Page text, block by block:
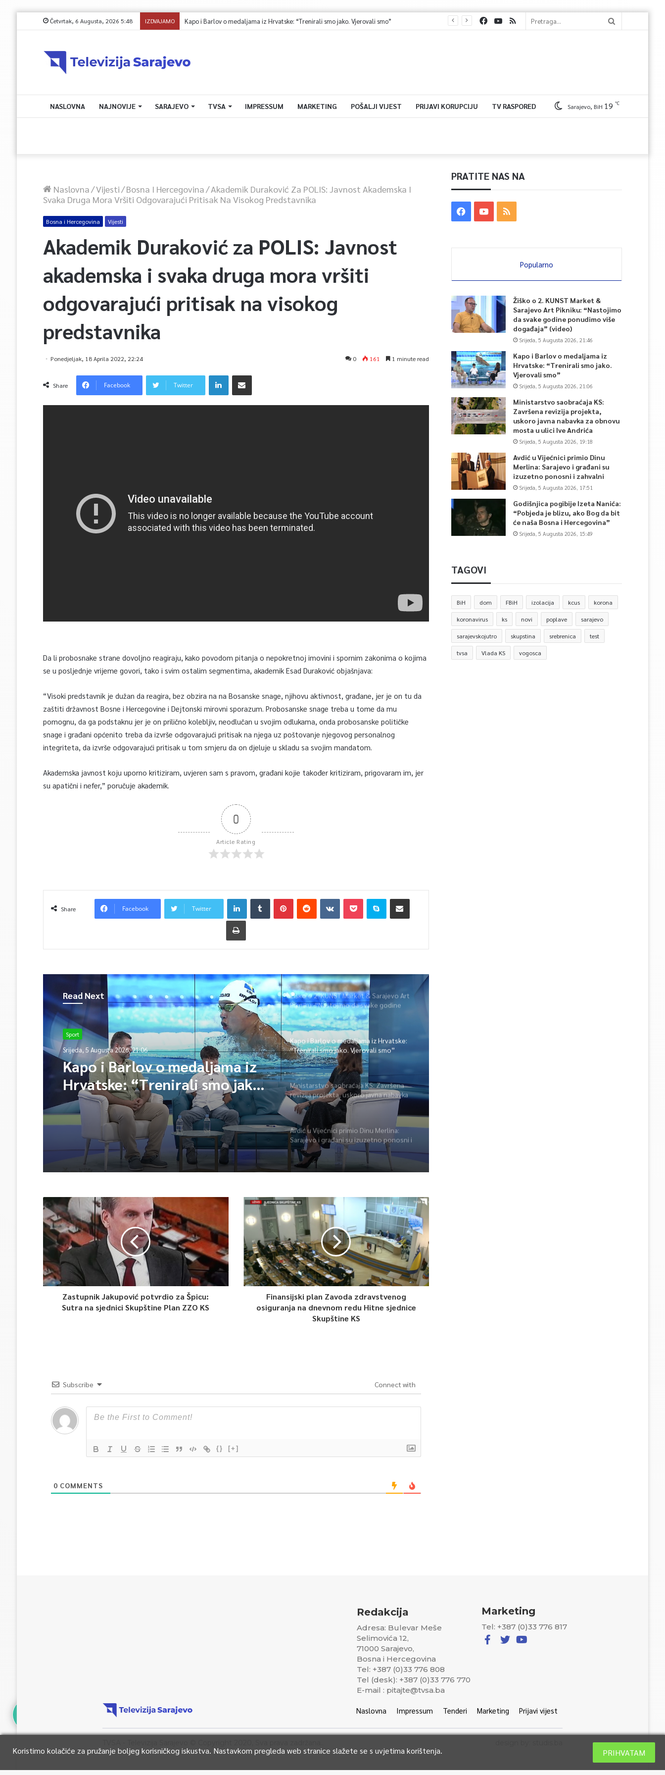
Četvrtak, 6 Augusta, 2026 5:48 IZDVAJAMO
NASLOVNA NAJNOVIJE SARAJEVO TVSA IMPRESSUM MARKETING POŠALJI VIJEST PRIJAVI KORUPCIJU TV RASPORED Sarajevo, BiH 19 ℃
Naslovna/Vijesti/Bosna I Hercegovina/Akademik Duraković Za POLIS: Javnost Akademska I
Svaka Druga Mora Vršiti Odgovarajući Pritisak Na Visokog Predstavnika
Bosna i Hercegovina Vijesti
Akademik Duraković za POLIS: Javnost
akademska i svaka druga mora vršiti
odgovarajući pritisak na visokog
predstavnika
Ponedjeljak, 18 Aprila 2022, 22:24 0 161 1 minute read
Share Facebook Twitter
Da li probosnake strane dovoljno reagiraju, kako povodom pitanja o nepokretnoj imovini i spornim zakonima o kojima
se u posljednje vrijeme govori, tako i svim ostalim segmentima, akademik Esad Duraković objašnjava:
“Visoki predstavnik je dužan da reagira, bez obzira na na Bosanske snage, njihovu aktivnost, građane, jer je on tu da
zaštiti državnost Bosne i Hercegovine i Dejtonski mirovni sporazum. Probosanske snage treba u tome da mu
pomognu, da ga podstaknu jer je on prilično kolebljiv, neodlučan u svojim odlukama, onda probosanske političke
snage i građani općenito treba da izvrše odgovarajući pritisak na njega uz poštovanje njegovog personalnog
integriteta, da izvrše odgovarajući pritisak u tom smjeru da on djeluje u skladu sa svojim mandatom.
Akademska javnost koju uporno kritiziram, uvjeren sam s pravom, građani kojie također kritiziram, prigovaram im, jer
su apatični i nefer,” poručuje akademik.
0
Article Rating
Share Facebook Twitter
Read Next
Sport
Srijeda, 5 Augusta 2026, 21:06
Kapo i Barlov o medaljama iz
Hrvatske: “Trenirali smo jako.
Vjerovali smo”
Žiško o 2. KUNST Market & Sarajevo Art
Pikniku: “Nastojimo da svake godine
ponudimo više događaja” (video)
Kapo i Barlov o medaljama iz Hrvatske:
“Trenirali smo jako. Vjerovali smo”
Ministarstvo saobraćaja KS: Završena
revizija projekta, uskoro javna nabavka
za obnovu mosta u ulici Ive Andrića
Avdić u Vijećnici primio Dinu Merlina:
Sarajevo i građani su izuzetno ponosni i
zahvalni
Zastupnik Jakupović potvrdio za Špicu:
Sutra na sjednici Skupštine Plan ZZO KS
Finansijski plan Zavoda zdravstvenog
osiguranja na dnevnom redu Hitne sjednice
Skupštine KS
Subscribe Connect with
{} [+]
0 COMMENTS
PRATITE NAS NA
Popularno
Žiško o 2. KUNST Market &
Sarajevo Art Pikniku: “Nastojimo
da svake godine ponudimo više
događaja” (video)
Srijeda, 5 Augusta 2026, 21:46
Kapo i Barlov o medaljama iz
Hrvatske: “Trenirali smo jako.
Vjerovali smo”
Srijeda, 5 Augusta 2026, 21:06
Ministarstvo saobraćaja KS:
Završena revizija projekta,
uskoro javna nabavka za obnovu
mosta u ulici Ive Andrića
Srijeda, 5 Augusta 2026, 19:18
Avdić u Vijećnici primio Dinu
Merlina: Sarajevo i građani su
izuzetno ponosni i zahvalni
Srijeda, 5 Augusta 2026, 17:51
Godišnjica pogibije Izeta Nanića:
“Pobjeda je blizu, ako Bog da bit
će naša Bosna i Hercegovina”
Srijeda, 5 Augusta 2026, 15:49
TAGOVI
BiH dom FBiH izolacija kcus korona
koronavirus ks novi poplave sarajevo
sarajevskojutro skupstina srebrenica test
tvsa Vlada KS vogosca
Redakcija
Adresa: Bulevar Meše
Selimovića 12,
71000 Sarajevo,
Bosna i Hercegovina
Tel: +387 (0)33 776 808
Tel (desk): +387 (0)33 776 770
E-mail : pitajte@tvsa.ba
Marketing
Tel: +387 (0)33 776 817
Naslovna Impressum Tenderi Marketing Prijavi vijest
Koristimo kolačiće za pružanje boljeg korisničkog iskustva. Nastavkom pregleda web stranice slažete se s uvjetima korištenja. PRIHVATAM